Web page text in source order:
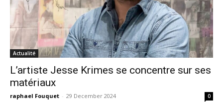
Actualité
L’artiste Jesse Krimes se concentre sur ses
matériaux
raphael Fouquet - 29 December 2024 0